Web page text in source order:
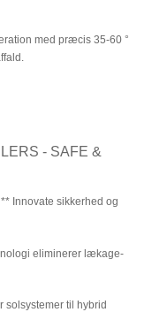
med præcis 35-60 °
- SAFE &
Innovate sikkerhed og
eliminerer lækage-
solsystemer til hybrid